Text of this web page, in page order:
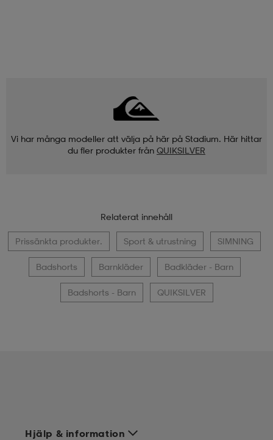
Vi har många modeller att välja på här på Stadium. Här hittar
du fler produkter från QUIKSILVER
Relaterat innehåll
Prissänkta produkter. Sport & utrustning SIMNING
Badshorts Barnkläder Badkläder - Barn
Badshorts - Barn QUIKSILVER
Hjälp & information